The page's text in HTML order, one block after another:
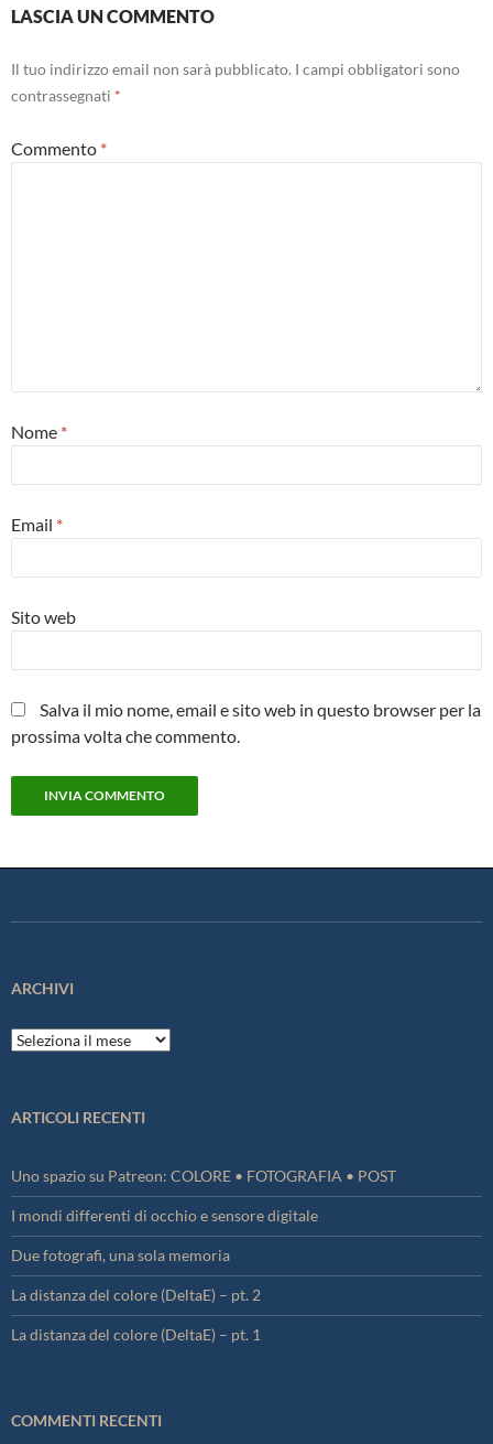
LASCIA UN COMMENTO
Il tuo indirizzo email non sarà pubblicato. I campi obbligatori sono
contrassegnati *
Commento *
Nome *
Email *
Sito web
Salva il mio nome, email e sito web in questo browser per la
prossima volta che commento.
ARCHIVI
Archivi
ARTICOLI RECENTI
Uno spazio su Patreon: COLORE • FOTOGRAFIA • POST
I mondi differenti di occhio e sensore digitale
Due fotografi, una sola memoria
La distanza del colore (DeltaE) – pt. 2
La distanza del colore (DeltaE) – pt. 1
COMMENTI RECENTI